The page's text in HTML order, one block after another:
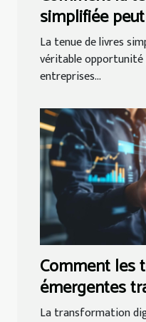
simplifiée
petites
La tenue de livres
véritable
entreprises...
Comment les
émergentes
les PME ?
La transformation